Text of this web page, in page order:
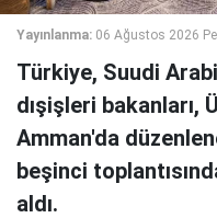
Yayınlanma: 06 Ağustos 2026
Türkiye, Suudi
dışişleri bakanları,
Amman'da
beşinci
aldı.